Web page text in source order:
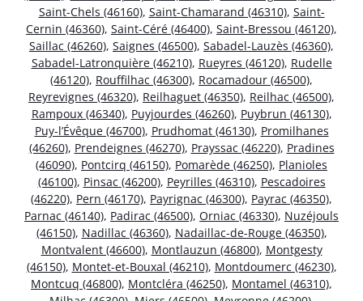
Saint-Chels (46160), Saint-Chamarand (46310), Saint-
Cernin (46360), Saint-Céré (46400), Saint-Bressou (46120),
Saillac (46260), Saignes (46500), Sabadel-Lauzès (46360),
Sabadel-Latronquière (46210), Rueyres (46120), Rudelle
(46120), Rouffilhac (46300), Rocamadour (46500),
Reyrevignes (46320), Reilhaguet (46350), Reilhac (46500),
Rampoux (46340), Puyjourdes (46260), Puybrun (46130),
Puy-l’Évêque (46700), Prudhomat (46130), Promilhanes
(46260), Prendeignes (46270), Prayssac (46220), Pradines
(46090), Pontcirq (46150), Pomarède (46250), Planioles
(46100), Pinsac (46200), Peyrilles (46310), Pescadoires
(46220), Pern (46170), Payrignac (46300), Payrac (46350),
Parnac (46140), Padirac (46500), Orniac (46330), Nuzéjouls
(46150), Nadillac (46360), Nadaillac-de-Rouge (46350),
Montvalent (46600), Montlauzun (46800), Montgesty
(46150), Montet-et-Bouxal (46210), Montdoumerc (46230),
Montcuq (46800), Montcléra (46250), Montamel (46310),